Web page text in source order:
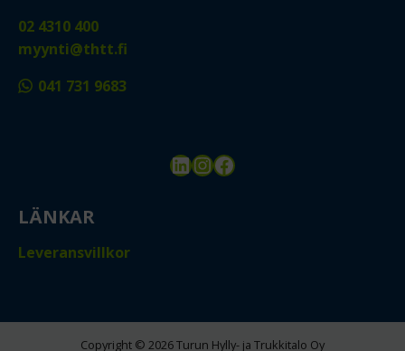
02 4310 400
myynti@thtt.fi
041 731 9683
LinkedIn
Instagram
Facebook
LÄNKAR
Leveransvillkor
Copyright © 2026 Turun Hylly- ja Trukkitalo Oy